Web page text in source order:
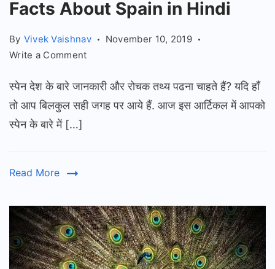
Facts About Spain in Hindi
By Vivek Vaishnav
November 10, 2019
Write a Commenton
के
बारे
About
Spain
in
Hindi
स्पेन देश के बारे जानकारी और रोचक तथ्य पढना चाहते हैं? यदि हाँ
तो आप बिलकुल सही जगह पर आये हैं. आज इस आर्टिकल में आपको
स्पेन के बारे में […]
Read More